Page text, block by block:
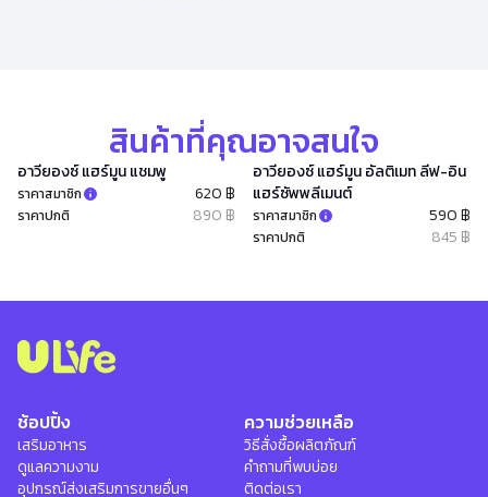
สินค้าที่คุณอาจสนใจ
อาวียองซ์ แฮร์มูน แชมพู
ราคาสมาชิก 620 ฿
ราคาปกติ 890 ฿
อาวียองซ์ แฮร์มูน อัลติเมท ลีฟ-อิน
แฮร์ซัพพลีเมนต์
ราคาสมาชิก 590 ฿
ราคาปกติ 845 ฿
ช้อปปิ้ง
เสริมอาหาร
ดูแลความงาม
อุปกรณ์ส่งเสริมการขายอื่นๆ
ความช่วยเหลือ
วิธีสั่งซื้อผลิตภัณฑ์
คำถามที่พบบ่อย
ติดต่อเรา